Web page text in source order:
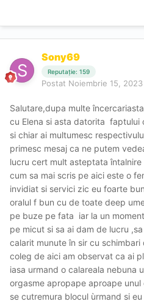
Sony69
Reputație: 159
Postat Noiembrie 15, 2023
Salutare,dupa multe
cu Elena si asta datorita faptului
si chiar ai multumesc
primesc mesaj ca ne putem
lucru cert mult asteptata
cum sa mai scris pe aici este o
invidiat si servici zic eu foarte
oralul f bun cu de toate deep
pe buze pe fata iar la un
pe micut si sa ai dam de lucru
calarit munute în sir cu
coleg de aici am observat ca ai
iasa urmand o calareala nebuna
orgasme apropape aproape
se cutremura blocul ùrmand si